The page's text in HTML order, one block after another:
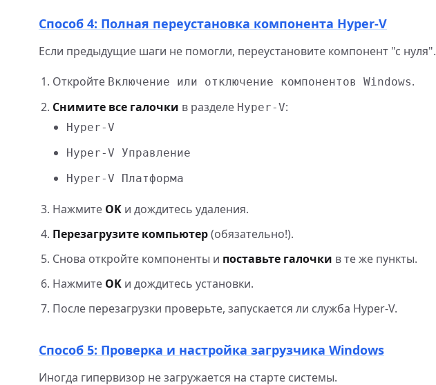
Способ 4: Полная переустановка компонента Hyper-V
Если предыдущие шаги не помогли, переустановите компонент "с нуля".
Откройте Включение или отключение компонентов Windows.
Снимите все галочки в разделе Hyper-V:
Hyper-V
Hyper-V Управление
Hyper-V Платформа
Нажмите OK и дождитесь удаления.
Перезагрузите компьютер(обязательно!).
Снова откройте компоненты и поставьте галочки в те же пункты.
Нажмите OK и дождитесь установки.
После перезагрузки проверьте, запускается ли служба Hyper-V.
Способ 5: Проверка и настройка загрузчика Windows
Иногда гипервизор не загружается на старте системы.